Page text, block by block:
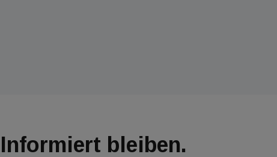
Informiert bleiben.